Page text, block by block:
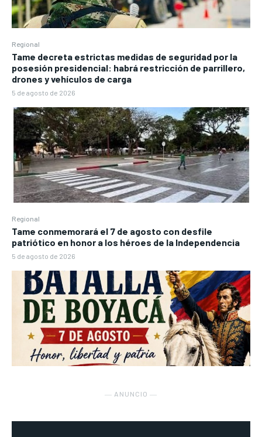
Regional
Tame decreta estrictas medidas de seguridad por la
posesión presidencial: habrá restricción de parrillero,
drones y vehículos de carga
5 de agosto de 2026
Regional
Tame conmemorará el 7 de agosto con desfile
patriótico en honor a los héroes de la Independencia
5 de agosto de 2026
― ANUNCIO ―